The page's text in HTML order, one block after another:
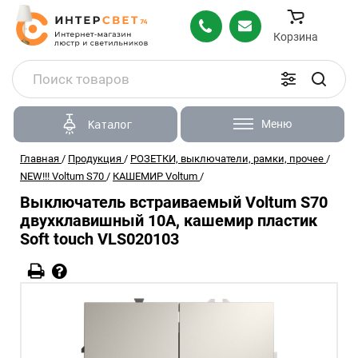
Корзина
Каталог Меню
Главная / Продукция / РОЗЕТКИ, выключатели, рамки, прочее /
NEW!!! Voltum S70 / КАШЕМИР Voltum /
Выключатель встраиваемый Voltum S70
двухклавишный 10А, кашемир пластик
Soft touch VLS020103